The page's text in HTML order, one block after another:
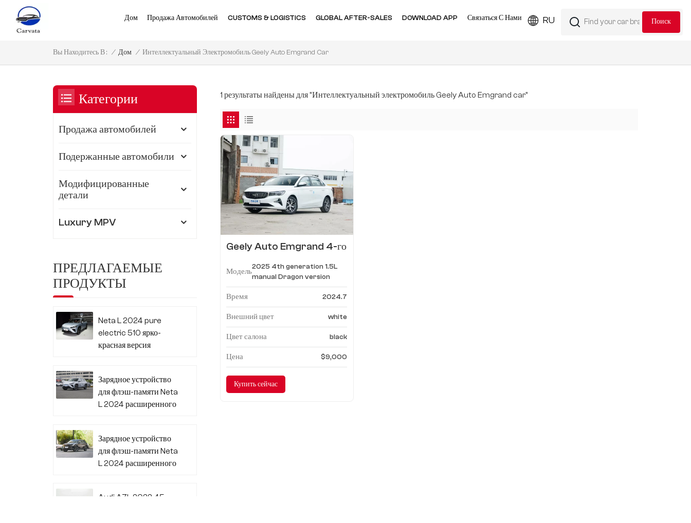
RU
Дом Продажа Автомобилей CUSTOMS & LOGISTICS GLOBAL AFTER-SALES DOWNLOAD APP Связаться С Нами
Вы Находитесь В : / Дом / Интеллектуальный Электромобиль Geely Auto Emgrand Car
1 результаты найдены для "Интеллектуальный электромобиль Geely Auto Emgrand car"
Geely Auto Emgrand 4-го
Dragon
Модель
2025 4th generation 1.5L
manual Dragon version
Время 2024.7
Внешний цвет white
Цвет салона black
Цена $9,000
Купить сейчас
Категории
Продажа автомобилей
Подержанные автомобили
Модифицированные
детали
Luxury MPV
ПРЕДЛАГАЕМЫЕ
ПРОДУКТЫ
Neta L 2024 pure
electric 510 ярко-
красная версия
Зарядное устройство
для флэш-памяти Neta
L 2024 расширенного
Зарядное устройство
для флэш-памяти Neta
L 2024 расширенного
Audi A7L 2022 45